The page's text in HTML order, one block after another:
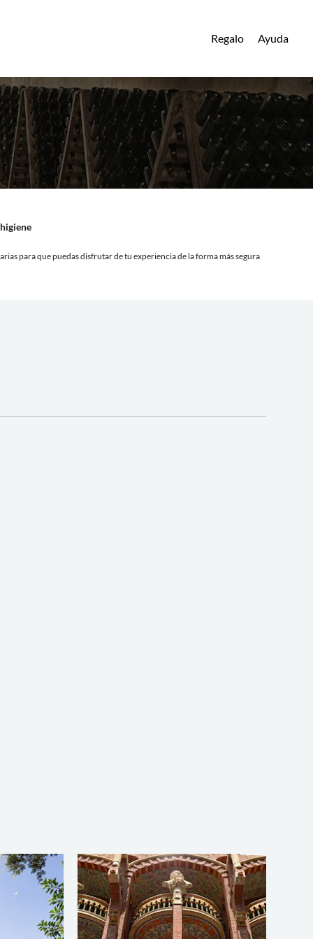
Regalo Ayuda
para que puedas disfrutar de tu experiencia de la forma más segura